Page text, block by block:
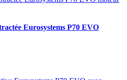
Eurosystems P70 EVO